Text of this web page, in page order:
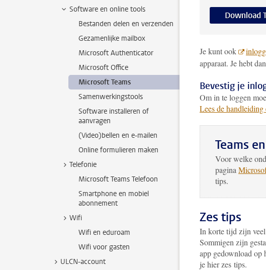
Software en online tools
Bestanden delen en verzenden
Gezamenlijke mailbox
Microsoft Authenticator
Microsoft Office
Microsoft Teams
Samenwerkingstools
Software installeren of
aanvragen
(Video)bellen en e-mailen
Online formulieren maken
Telefonie
Microsoft Teams Telefoon
Smartphone en mobiel
abonnement
Wifi
Wifi en eduroam
Wifi voor gasten
ULCN-account
Download
Je kunt ook
apparaat. Je hebt
Bevestig je
Om in te loggen
Lees de
Teams
Voor welke
pagina
tips.
Zes tips
In korte tijd zijn veel
Sommigen zijn
app gedownload op
je hier zes tips.